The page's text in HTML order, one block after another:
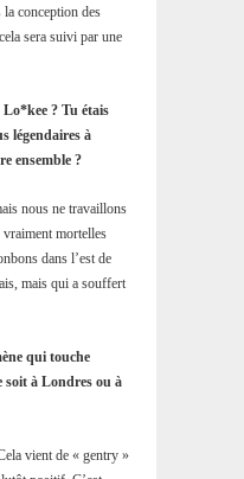
la conception des
sera suivi par une
? Tu étais
légendaires à
ensemble ?
nous ne travaillons
vraiment mortelles
dans l’est de
mais qui a souffert
qui touche
soit à Londres ou à
vient de « gentry »